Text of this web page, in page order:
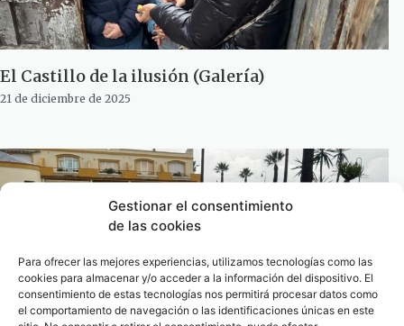
Gestionar el consentimiento
de las cookies
Para ofrecer las mejores experiencias, utilizamos tecnologías como las
cookies para almacenar y/o acceder a la información del dispositivo. El
consentimiento de estas tecnologías nos permitirá procesar datos como
el comportamiento de navegación o las identificaciones únicas en este
El Castillo de la ilusión (Galería)
21 de diciembre de 2025